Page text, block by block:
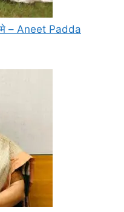
मे – Aneet Padda